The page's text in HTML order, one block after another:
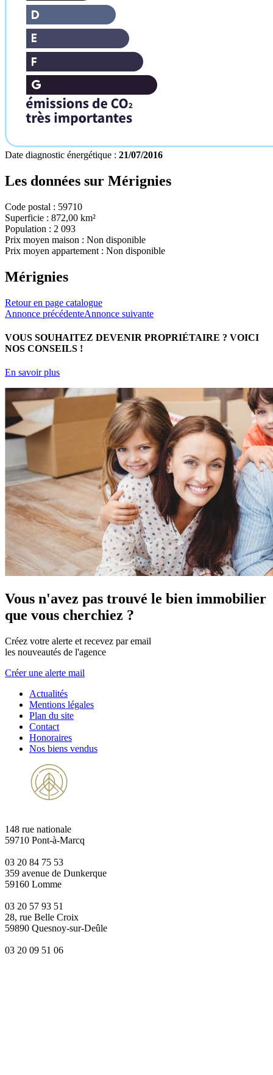
Date diagnostic énergétique : 21/07/2016
Les données sur Mérignies
Code postal : 59710
Superficie : 872,00 km²
Population : 2 093
Prix moyen maison : Non disponible
Prix moyen appartement : Non disponible
Mérignies
Retour en page catalogue
Annonce précédenteAnnonce suivante
VOUS SOUHAITEZ DEVENIR PROPRIÉTAIRE ? VOICI
NOS CONSEILS !
En savoir plus
Vous n'avez pas trouvé le bien immobilier
que vous cherchiez ?
Créez votre alerte et recevez par email
les nouveautés de l'agence
Créer une alerte mail
Actualités
Mentions légales
Plan du site
Contact
Honoraires
Nos biens vendus
148 rue nationale
59710 Pont-à-Marcq
03 20 84 75 53
359 avenue de Dunkerque
59160 Lomme
03 20 57 93 51
28, rue Belle Croix
59890 Quesnoy-sur-Deûle
03 20 09 51 06